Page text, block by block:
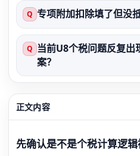
Q 专项附加扣除填了但没
Q 当前U8个税问题反复出
案？
正文内容
先确认是不是个税计算逻